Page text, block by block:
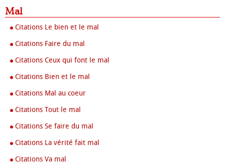
Mal
Citations Le bien et le mal
Citations Faire du mal
Citations Ceux qui font le mal
Citations Bien et le mal
Citations Mal au coeur
Citations Tout le mal
Citations Se faire du mal
Citations La vérité fait mal
Citations Va mal